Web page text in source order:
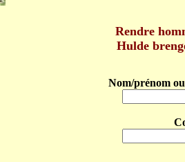
Rendre
Hulde
Nom/prénom